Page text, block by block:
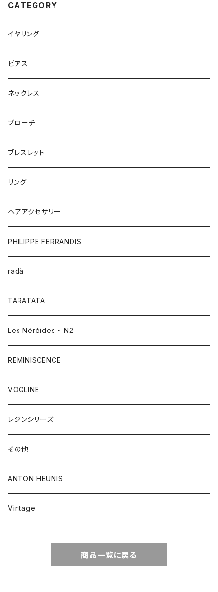
CATEGORY
イヤリング
ピアス
ネックレス
ブローチ
ブレスレット
リング
ヘアアクセサリー
PHILIPPE FERRANDIS
radà
TARATATA
Les Néréides ・ N2
REMINISCENCE
VOGLINE
レジンシリーズ
その他
ANTON HEUNIS
Vintage
商品一覧に戻る